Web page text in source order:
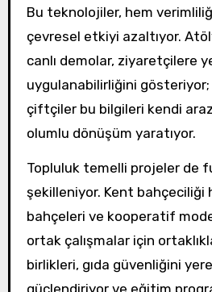
Bu teknolojiler, hem
çevresel etkiyi azaltıyor.
canlı demolar, ziyaretçilere
uygulanabilirliğini
çiftçiler bu bilgileri kendi
olumlu dönüşüm yaratıyor.
Topluluk temelli projeler de
şekilleniyor. Kent bahçeciliği
bahçeleri ve kooperatif
ortak çalışmalar için
birlikleri, gıda güvenliğini
güçlendiriyor ve eğitim